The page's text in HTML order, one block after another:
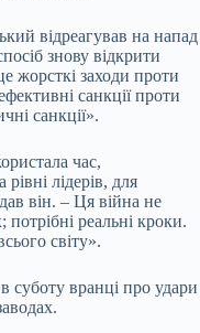
відреагував на напад
знову відкрити
жорсткі заходи проти
санкції проти
санкції».
час,
лідерів, для
він. – Ця війна не
реальні кроки.
світу».
суботу вранці про удари